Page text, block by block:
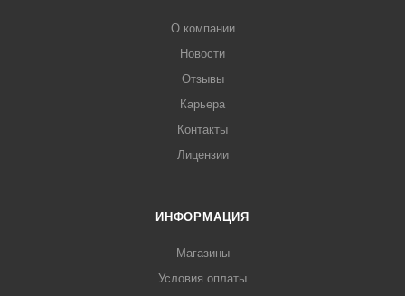
О компании
Новости
Отзывы
Карьера
Контакты
Лицензии
ИНФОРМАЦИЯ
Магазины
Условия оплаты